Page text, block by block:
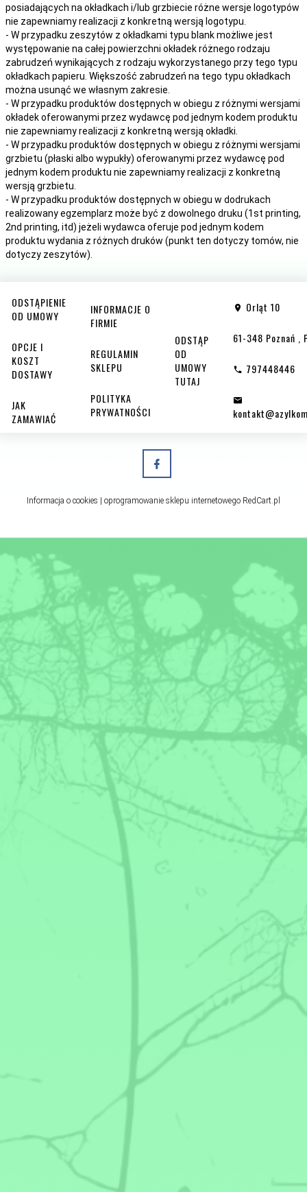
posiadających na okładkach i/lub grzbiecie różne wersje logotypów
nie zapewniamy realizacji z konkretną wersją logotypu.
- W przypadku zeszytów z okładkami typu blank możliwe jest
występowanie na całej powierzchni okładek różnego rodzaju
zabrudzeń wynikających z rodzaju wykorzystanego przy tego typu
okładkach papieru. Większość zabrudzeń na tego typu okładkach
można usunąć we własnym zakresie.
- W przypadku produktów dostępnych w obiegu z różnymi wersjami
okładek oferowanymi przez wydawcę pod jednym kodem produktu
nie zapewniamy realizacji z konkretną wersją okładki.
- W przypadku produktów dostępnych w obiegu z różnymi wersjami
grzbietu (płaski albo wypukły) oferowanymi przez wydawcę pod
jednym kodem produktu nie zapewniamy realizacji z konkretną
wersją grzbietu.
- W przypadku produktów dostępnych w obiegu w dodrukach
realizowany egzemplarz może być z dowolnego druku (1st printing,
2nd printing, itd) jeżeli wydawca oferuje pod jednym kodem
produktu wydania z różnych druków (punkt ten dotyczy tomów, nie
dotyczy zeszytów).
ODSTĄPIENIE
OD UMOWY
OPCJE I
KOSZT
DOSTAWY
JAK
ZAMAWIAĆ
INFORMACJE O
FIRMIE
REGULAMIN
SKLEPU
POLITYKA
PRYWATNOŚCI
ODSTĄP
OD
UMOWY
TUTAJ
Orląt 10
61-348 Poznań
797448446
Informacja o cookies | oprogramowanie sklepu internetowego RedCart.pl